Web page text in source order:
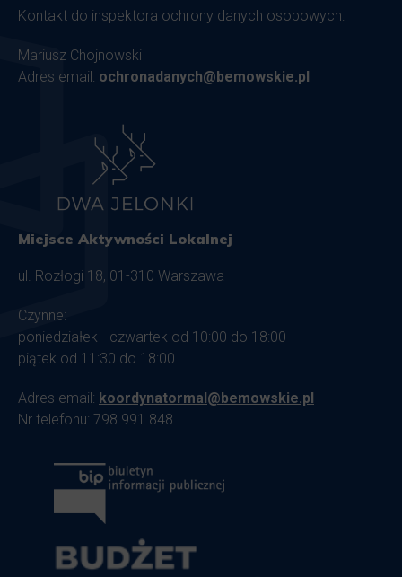
Kontakt do inspektora ochrony danych osobowych:
Mariusz Chojnowski
Adres email: ochronadanych@bemowskie.pl
Miejsce Aktywności Lokalnej
ul. Rozłogi 18, 01-310 Warszawa
Czynne:
poniedziałek - czwartek od 10:00 do 18:00
piątek od 11:30 do 18:00
Adres email: koordynatormal@bemowskie.pl
Nr telefonu: 798 991 848